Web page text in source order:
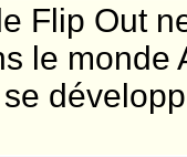
Flip Out
le monde